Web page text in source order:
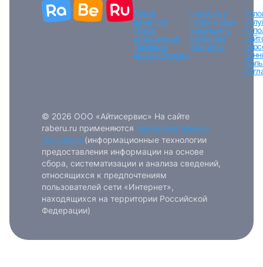
Поиск
вакансий
Поиск
сотрудников
Тарифы и
оплата Помощь
Новости и
статьи Наши
вакансииО
компании
Контакты
© 2026 ООО «Айтисервис» На сайте
raberu.ru применяются рекомендательные
технологии (информационные технологии
предоставления информации на основе
сбора, систематизации и анализа сведений,
относящихся к предпочтениям
пользователей сети «Интернет»,
находящихся на территории Российской
Федерации)